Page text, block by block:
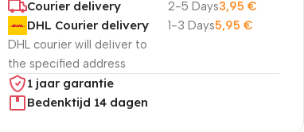
Courier delivery
2-5 Days3,95€
DHL Courier delivery
DHL courier will deliver to
the specified address
1-3 Days5,95€
1 jaar garantie
Bedenktijd 14 dagen